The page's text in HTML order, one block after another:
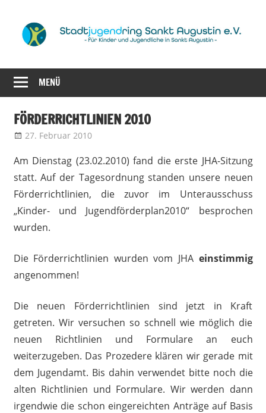
springen
Sankt
Augustin
e.V.
Kinder
und
in
Sankt
MENÜ
FÖRDERRICHTLINIEN 2010
27. Februar 2010
Am Dienstag (23.02.2010) fand die erste JHA-Sitzung
statt. Auf der Tagesordnung standen unsere neuen
Förderrichtlinien, die zuvor im Unterausschuss
„Kinder- und Jugendförderplan2010“ besprochen
wurden.
Die Förderrichtlinien wurden vom JHA einstimmig
angenommen!
Die neuen Förderrichtlinien sind jetzt in Kraft
getreten. Wir versuchen so schnell wie möglich die
neuen Richtlinien und Formulare an euch
weiterzugeben. Das Prozedere klären wir gerade mit
dem Jugendamt. Bis dahin verwendet bitte noch die
alten Richtlinien und Formulare. Wir werden dann
irgendwie die schon eingereichten Anträge auf Basis